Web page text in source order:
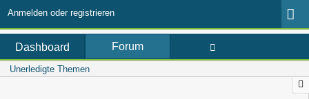
Anmelden oder registrieren
Dashboard Forum
Unerledigte Themen